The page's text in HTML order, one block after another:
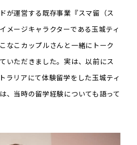
が運営する既存事業『スマ留（ス
メージキャラクターである玉城ティ
なこカップルさんと一緒にトーク
いただきました。実は、以前にス
ラリアにて体験留学をした玉城ティ
、当時の留学経験についても語って